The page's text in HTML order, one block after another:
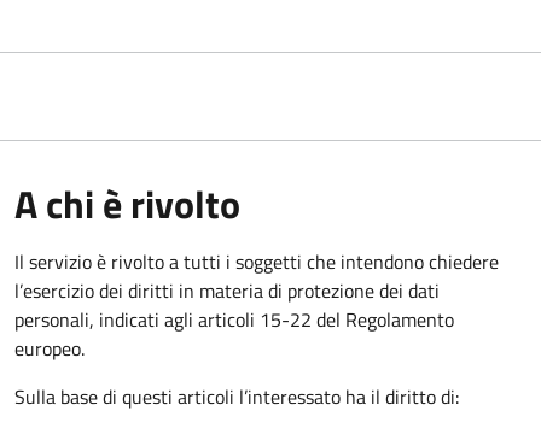
A chi è rivolto
Il servizio è rivolto a tutti i soggetti che intendono chiedere
l’esercizio dei diritti in materia di protezione dei dati
personali, indicati agli articoli 15-22 del Regolamento
europeo.
Sulla base di questi articoli l’interessato ha il diritto di: